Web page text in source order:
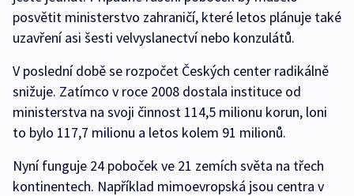
posvětit ministerstvo zahraničí, které letos plánuje také
uzavření asi šesti velvyslanectví nebo konzulátů.
V poslední době se rozpočet Českých center radikálně
snižuje. Zatímco v roce 2008 dostala instituce od
ministerstva na svoji činnost 114,5 milionu korun, loni
to bylo 117,7 milionu a letos kolem 91 milionů.
Nyní funguje 24 poboček ve 21 zemích světa na třech
kontinentech. Například mimoevropská jsou centra v